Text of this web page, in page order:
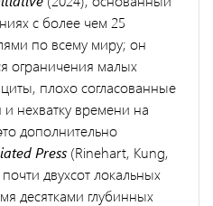
с более чем 25
по всему миру; он
ограничения малых
плохо согласованные
нехватку времени на
дополнительно
Press (Rinehart, Kung,
двухсот локальных
десятками глубинных